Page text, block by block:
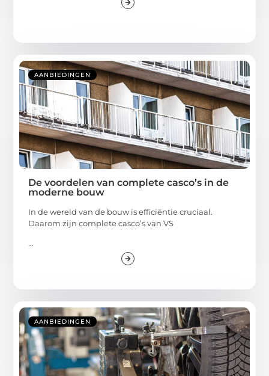
AANBIEDINGEN
De voordelen van complete casco’s in de
moderne bouw
In de wereld van de bouw is efficiëntie cruciaal.
Daarom zijn complete casco’s van VS
...
AANBIEDINGEN